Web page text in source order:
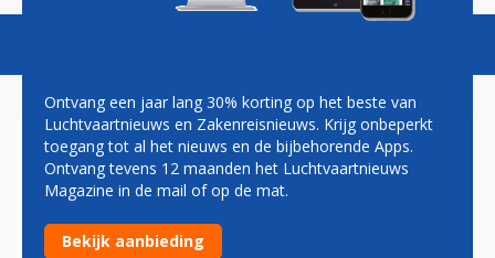
NIEUWKOMER OTT AIRLINES
OP PAD MET CHINESE
VLIEGTUIGEN
Ontvang een jaar lang 30% korting op het beste van
Luchtvaartnieuws en Zakenreisnieuws. Krijg onbeperkt
toegang tot al het nieuws en de bijbehorende Apps.
Ontvang tevens 12 maanden het Luchtvaartnieuws
Magazine in de mail of op de mat.
Bekijk aanbieding